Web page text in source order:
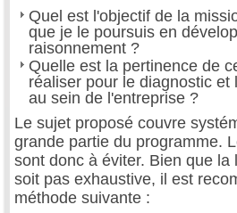
Quel est l'objectif de la
que je le poursuis en
raisonnement ?
Quelle est la pertinence de
réaliser pour le diagnostic et
au sein de l'entreprise ?
Le sujet proposé couvre
grande partie du programme.
sont donc à éviter. Bien que la
soit pas exhaustive, il est
méthode suivante :